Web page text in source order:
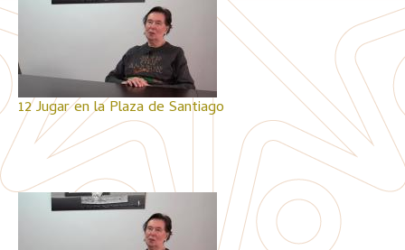
12 Jugar en la Plaza de Santiago